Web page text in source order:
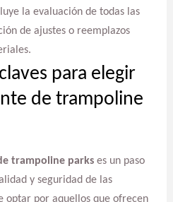
la evaluación de todas las
de ajustes o reemplazos
para elegir
de trampoline
trampoline parkses un paso
y seguridad de las
optar por aquellos que ofrecen